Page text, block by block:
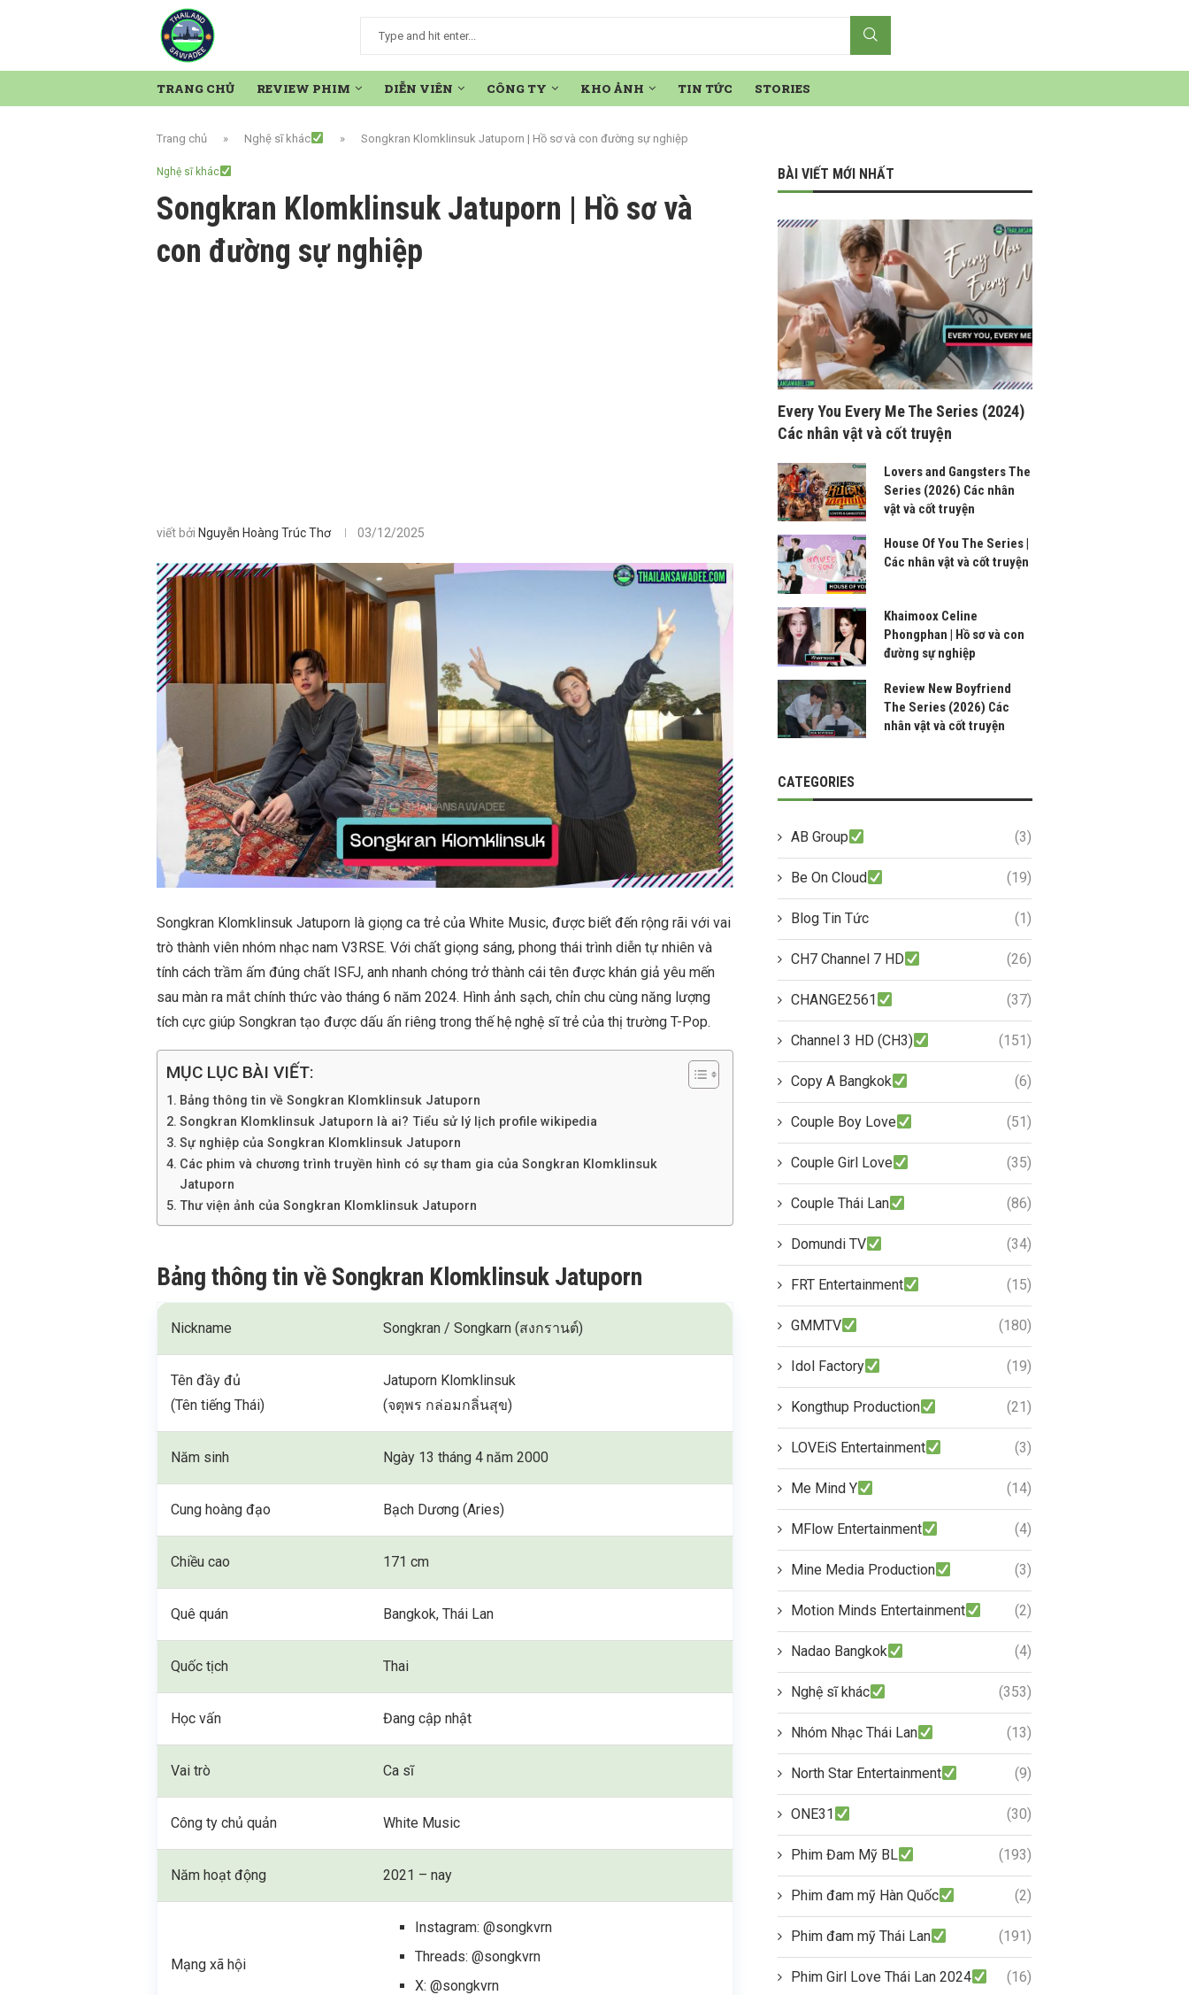
TRANG CHỦ REVIEW PHIM DIỄN VIÊN CÔNG TY KHO ẢNH TIN TỨC STORIES
Trang chủ » Nghệ sĩ khác » Songkran Klomklinsuk Jatuporn | Hồ sơ và con đường sự nghiệp
Nghệ sĩ khác
Songkran Klomklinsuk Jatuporn | Hồ sơ và
con đường sự nghiệp
viết bởi Nguyễn Hoàng Trúc Thơ 03/12/2025
Songkran Klomklinsuk Jatuporn là giọng ca trẻ của White Music, được biết đến rộng rãi với vai
trò thành viên nhóm nhạc nam V3RSE. Với chất giọng sáng, phong thái trình diễn tự nhiên và
tính cách trầm ấm đúng chất ISFJ, anh nhanh chóng trở thành cái tên được khán giả yêu mến
sau màn ra mắt chính thức vào tháng 6 năm 2024. Hình ảnh sạch, chỉn chu cùng năng lượng
tích cực giúp Songkran tạo được dấu ấn riêng trong thế hệ nghệ sĩ trẻ của thị trường T-Pop.
MỤC LỤC BÀI VIẾT:
Bảng thông tin về Songkran Klomklinsuk Jatuporn
Songkran Klomklinsuk Jatuporn là ai? Tiểu sử lý lịch profile wikipedia
Sự nghiệp của Songkran Klomklinsuk Jatuporn
Các phim và chương trình truyền hình có sự tham gia của Songkran Klomklinsuk
Jatuporn
Thư viện ảnh của Songkran Klomklinsuk Jatuporn
Bảng thông tin về Songkran Klomklinsuk Jatuporn
Nickname Songkran / Songkarn (สงกรานต์)
Tên đầy đủ
(Tên tiếng Thái)
Jatuporn Klomklinsuk
(จตุพร กล่อมกลิ่นสุข)
Năm sinh Ngày 13 tháng 4 năm 2000
Cung hoàng đạo Bạch Dương (Aries)
Chiều cao 171 cm
Quê quán Bangkok, Thái Lan
Quốc tịch Thai
Học vấn Đang cập nhật
Vai trò Ca sĩ
Công ty chủ quản White Music
Năm hoạt động 2021 – nay
Mạng xã hội
Instagram: @songkvrn
Threads: @songkvrn
X: @songkvrn
BÀI VIẾT MỚI NHẤT
Every You Every Me The Series (2024)
Các nhân vật và cốt truyện
Lovers and Gangsters The
Series (2026) Các nhân
vật và cốt truyện
House Of You The Series |
Các nhân vật và cốt truyện
Khaimoox Celine
Phongphan | Hồ sơ và con
đường sự nghiệp
Review New Boyfriend
The Series (2026) Các
nhân vật và cốt truyện
CATEGORIES
AB Group (3)
Be On Cloud (19)
Blog Tin Tức (1)
CH7 Channel 7 HD (26)
CHANGE2561 (37)
Channel 3 HD (CH3) (151)
Copy A Bangkok (6)
Couple Boy Love (51)
Couple Girl Love (35)
Couple Thái Lan (86)
Domundi TV (34)
FRT Entertainment (15)
GMMTV (180)
Idol Factory (19)
Kongthup Production (21)
LOVEiS Entertainment (3)
Me Mind Y (14)
MFlow Entertainment (4)
Mine Media Production (3)
Motion Minds Entertainment (2)
Nadao Bangkok (4)
Nghệ sĩ khác (353)
Nhóm Nhạc Thái Lan (13)
North Star Entertainment (9)
ONE31 (30)
Phim Đam Mỹ BL (193)
Phim đam mỹ Hàn Quốc (2)
Phim đam mỹ Thái Lan (191)
Phim Girl Love Thái Lan 2024 (16)